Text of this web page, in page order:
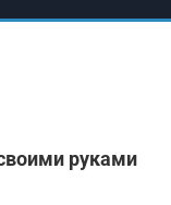
руками